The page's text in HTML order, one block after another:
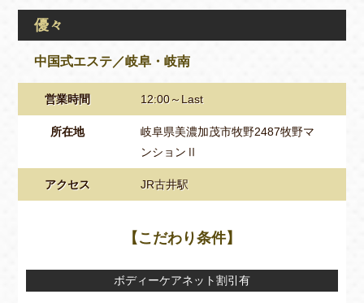
優々
中国式エステ／岐阜・岐南
営業時間 12:00～Last
所在地
岐阜県美濃加茂市牧野2487牧野マ
ンションⅡ
アクセス JR古井駅
【こだわり条件】
ボディーケアネット割引有